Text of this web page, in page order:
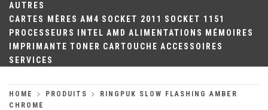
AUTRES
CARTES MÈRES AM4 SOCKET 2011
SOCKET 1151
PROCESSEURS
INTEL AMD ALIMENTATIONS
MÉMOIRES
IMPRIMANTE TONER CARTOUCHE ACCESSOIRES
SERVICES
HOME PRODUITS
RINGPUK SLOW FLASHING AMBER
CHROME